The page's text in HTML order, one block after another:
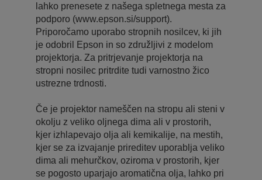
lahko prenesete z našega spletnega mesta za
podporo (www.epson.si/support).
Priporočamo uporabo stropnih nosilcev, ki jih
je odobril Epson in so združljivi z modelom
projektorja. Za pritrjevanje projektorja na
stropni nosilec pritrdite tudi varnostno žico
ustrezne trdnosti.
Če je projektor nameščen na stropu ali steni v
okolju z veliko oljnega dima ali v prostorih,
kjer izhlapevajo olja ali kemikalije, na mestih,
kjer se za izvajanje prireditev uporablja veliko
dima ali mehurčkov, oziroma v prostorih, kjer
se pogosto uparjajo aromatična olja, lahko pri